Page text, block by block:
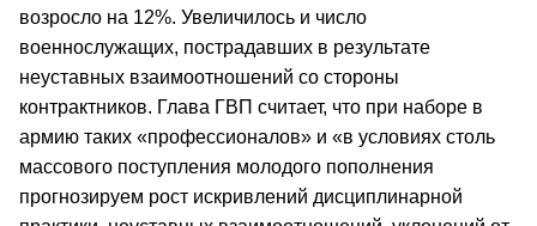
возросло на 12%. Увеличилось и число
военнослужащих, пострадавших в результате
неуставных взаимоотношений со стороны
контрактников. Глава ГВП считает, что при наборе в
армию таких «профессионалов» и «в условиях столь
массового поступления молодого пополнения
прогнозируем рост искривлений дисциплинарной